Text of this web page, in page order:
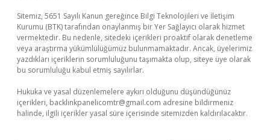
Sitemiz, 5651 Sayılı Kanun gereğince Bilgi Teknolojileri ve İletişim
Kurumu (BTK) tarafından onaylanmış bir Yer Sağlayıcı olarak hizmet
vermektedir. Bu nedenle, sitedeki içerikleri proaktif olarak denetleme
veya araştırma yükümlülüğümüz bulunmamaktadır. Ancak, üyelerimiz
yazdıkları içeriklerin sorumluluğunu taşımakta olup, siteye üye olarak
bu sorumluluğu kabul etmiş sayılırlar.
Hukuka ve yasal düzenlemelere aykırı olduğunu düşündüğünüz
içerikleri, backlinkpanelicomtr@gmail.com adresine bildirmeniz
halinde, ilgili içerikler yasal süre içerisinde sitemizden kaldırılacaktır.